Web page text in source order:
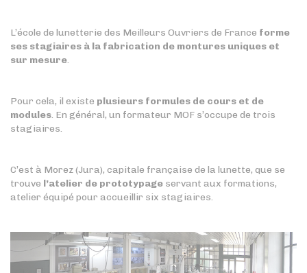
L’école de lunetterie des Meilleurs Ouvriers de France forme
ses stagiaires à la fabrication de montures uniques et
sur mesure.
Pour cela, il existe plusieurs formules de cours et de
modules. En général, un formateur MOF s’occupe de trois
stagiaires.
C’est à Morez (Jura), capitale française de la lunette, que se
trouve l’atelier de prototypage servant aux formations,
atelier équipé pour accueillir six stagiaires.